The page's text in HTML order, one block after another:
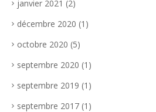
janvier 2021 (2)
décembre 2020 (1)
octobre 2020 (5)
septembre 2020 (1)
septembre 2019 (1)
septembre 2017 (1)